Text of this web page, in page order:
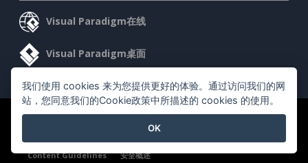
Visual Paradigm在线
Visual Paradigm桌面
©2026 by Visual Paradigm. 版权所有。
Content Guidelines
安全概述
我们使用 cookies 来为您提供更好的体验。通过访问我们的网
站，您同意我们的Cookie政策中所描述的 cookies 的使用。
OK